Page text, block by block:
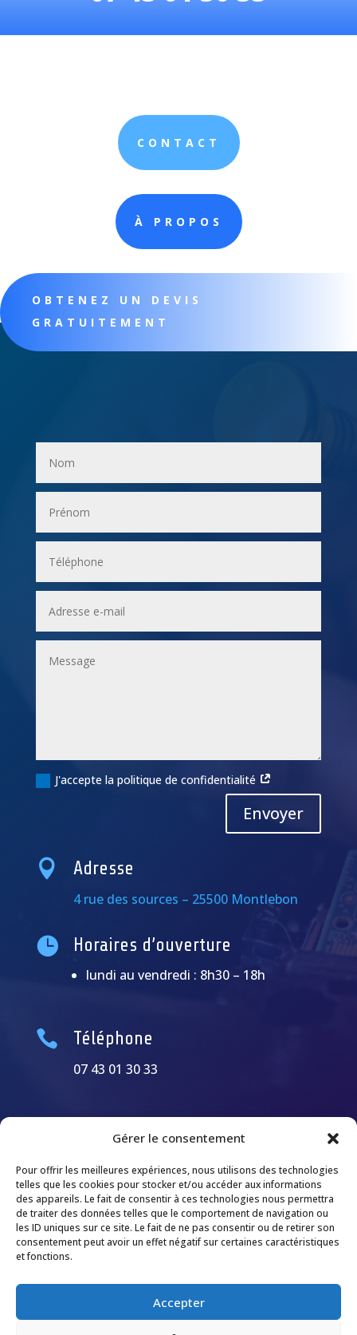
Gérer le consentement
Pour offrir les meilleures expériences, nous utilisons des technologies
telles que les cookies pour stocker et/ou accéder aux informations
des appareils. Le fait de consentir à ces technologies nous permettra
de traiter des données telles que le comportement de navigation ou
les ID uniques sur ce site. Le fait de ne pas consentir ou de retirer son
consentement peut avoir un effet négatif sur certaines caractéristiques
et fonctions.
Accepter
CONTACT
À PROPOS
OBTENEZ UN DEVIS
GRATUITEMENT
J'accepte la politique de confidentialité
Envoyer
 Adresse
4 rue des sources – 25500 Montlebon
 Horaires d’ouverture
lundi au vendredi : 8h30 – 18h
 Téléphone
07 43 01 30 33